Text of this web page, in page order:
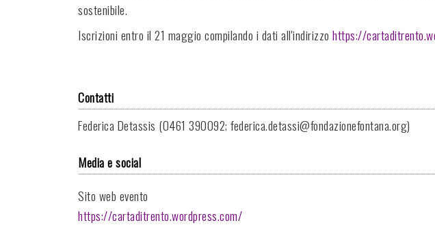
sostenibile.
Iscrizioni entro il 21 maggio compilando i dati all'indirizzo https://
Contatti
Federica Detassis (0461 390092; federica.detassi@fondazionefontana.org)
Media e social
Sito web evento
https://cartaditrento.wordpress.com/